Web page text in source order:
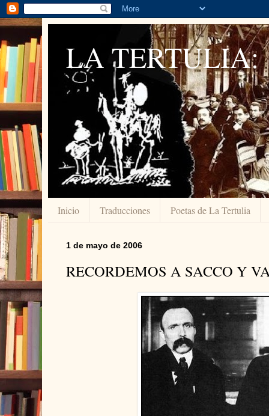
LA TERTULIA:
Inicio Traducciones Poetas de La Tertulia
1 de mayo de 2006
RECORDEMOS A SACCO Y